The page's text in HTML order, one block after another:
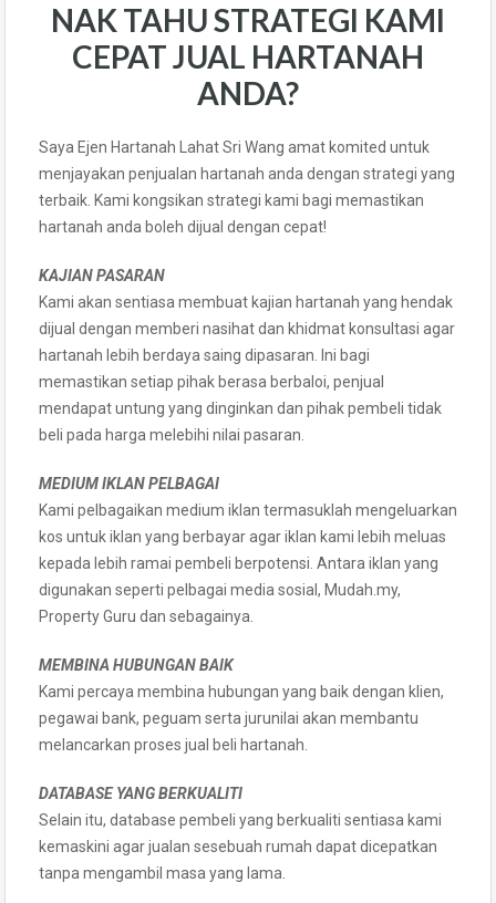
NAK TAHU STRATEGI KAMI
CEPAT JUAL HARTANAH
ANDA?
Saya Ejen Hartanah Lahat Sri Wang amat komited untuk
menjayakan penjualan hartanah anda dengan strategi yang
terbaik. Kami kongsikan strategi kami bagi memastikan
hartanah anda boleh dijual dengan cepat!
KAJIAN PASARAN
Kami akan sentiasa membuat kajian hartanah yang hendak
dijual dengan memberi nasihat dan khidmat konsultasi agar
hartanah lebih berdaya saing dipasaran. Ini bagi
memastikan setiap pihak berasa berbaloi, penjual
mendapat untung yang dinginkan dan pihak pembeli tidak
beli pada harga melebihi nilai pasaran.
MEDIUM IKLAN PELBAGAI
Kami pelbagaikan medium iklan termasuklah mengeluarkan
kos untuk iklan yang berbayar agar iklan kami lebih meluas
kepada lebih ramai pembeli berpotensi. Antara iklan yang
digunakan seperti pelbagai media sosial, Mudah.my,
Property Guru dan sebagainya.
MEMBINA HUBUNGAN BAIK
Kami percaya membina hubungan yang baik dengan klien,
pegawai bank, peguam serta jurunilai akan membantu
melancarkan proses jual beli hartanah.
DATABASE YANG BERKUALITI
Selain itu, database pembeli yang berkualiti sentiasa kami
kemaskini agar jualan sesebuah rumah dapat dicepatkan
tanpa mengambil masa yang lama.